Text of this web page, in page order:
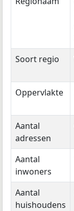
Soort regio
Oppervlakte
Aantal
adressen
Aantal
inwoners
Aantal
huishoudens